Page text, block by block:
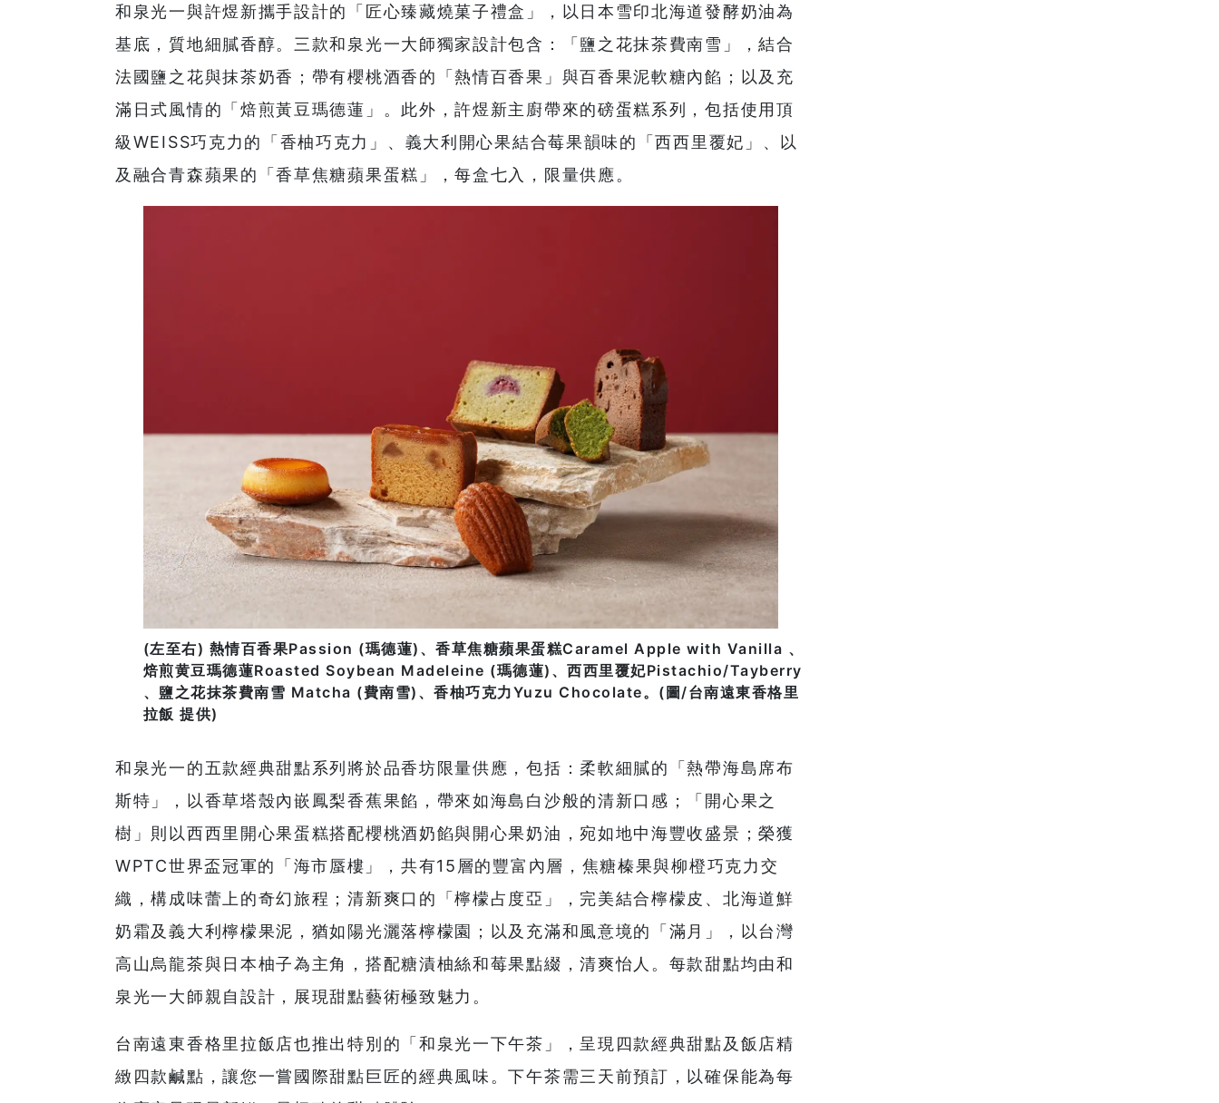
和泉光一與許煜新攜手設計的「匠心臻藏燒菓子禮盒」，以日本雪印北海道發酵奶油為
基底，質地細膩香醇。三款和泉光一大師獨家設計包含：「鹽之花抹茶費南雪」，結合
法國鹽之花與抹茶奶香；帶有櫻桃酒香的「熱情百香果」與百香果泥軟糖內餡；以及充
滿日式風情的「焙煎黃豆瑪德蓮」。此外，許煜新主廚帶來的磅蛋糕系列，包括使用頂
級WEISS巧克力的「香柚巧克力」、義大利開心果結合莓果韻味的「西西里覆妃」、以
及融合青森蘋果的「香草焦糖蘋果蛋糕」，每盒七入，限量供應。
(左至右) 熱情百香果Passion (瑪德蓮)、香草焦糖蘋果蛋糕Caramel Apple with Vanilla 、
焙煎黄豆瑪德蓮Roasted Soybean Madeleine (瑪德蓮)、西西里覆妃Pistachio/Tayberry
、鹽之花抹茶費南雪 Matcha (費南雪)、香柚巧克力Yuzu Chocolate。(圖/台南遠東香格里
拉飯 提供)
和泉光一的五款經典甜點系列將於品香坊限量供應，包括：柔軟細膩的「熱帶海島席布
斯特」，以香草塔殼內嵌鳳梨香蕉果餡，帶來如海島白沙般的清新口感；「開心果之
樹」則以西西里開心果蛋糕搭配櫻桃酒奶餡與開心果奶油，宛如地中海豐收盛景；榮獲
WPTC世界盃冠軍的「海市蜃樓」，共有15層的豐富內層，焦糖榛果與柳橙巧克力交
織，構成味蕾上的奇幻旅程；清新爽口的「檸檬占度亞」，完美結合檸檬皮、北海道鮮
奶霜及義大利檸檬果泥，猶如陽光灑落檸檬園；以及充滿和風意境的「滿月」，以台灣
高山烏龍茶與日本柚子為主角，搭配糖漬柚絲和莓果點綴，清爽怡人。每款甜點均由和
泉光一大師親自設計，展現甜點藝術極致魅力。
台南遠東香格里拉飯店也推出特別的「和泉光一下午茶」，呈現四款經典甜點及飯店精
緻四款鹹點，讓您一嘗國際甜點巨匠的經典風味。下午茶需三天前預訂，以確保能為每